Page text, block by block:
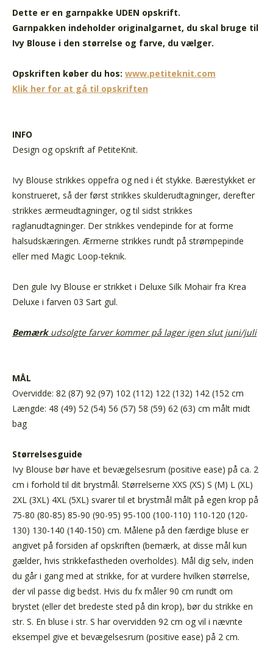
Dette er en garnpakke UDEN opskrift.
Garnpakken indeholder originalgarnet, du skal bruge til
Ivy Blouse i den størrelse og farve, du vælger.
Opskriften køber du hos: www.petiteknit.com
Klik her for at gå til opskriften
INFO
Design og opskrift af PetiteKnit.
Ivy Blouse strikkes oppefra og ned i ét stykke. Bærestykket er
konstrueret, så der først strikkes skulderudtagninger, derefter
strikkes ærmeudtagninger, og til sidst strikkes
raglanudtagninger. Der strikkes vendepinde for at forme
halsudskæringen. Ærmerne strikkes rundt på strømpepinde
eller med Magic Loop-teknik.
Den gule Ivy Blouse er strikket i Deluxe Silk Mohair fra Krea
Deluxe i farven 03 Sart gul.
Bemærkudsolgte farver kommer på lager igen slut juni/juli
MÅL
Overvidde: 82 (87) 92 (97) 102 (112) 122 (132) 142 (152 cm
Længde: 48 (49) 52 (54) 56 (57) 58 (59) 62 (63) cm målt midt
bag
Størrelsesguide
Ivy Blouse bør have et bevægelsesrum (positive ease) på ca. 2
cm i forhold til dit brystmål. Størrelserne XXS (XS) S (M) L (XL)
2XL (3XL) 4XL (5XL) svarer til et brystmål målt på egen krop på
75-80 (80-85) 85-90 (90-95) 95-100 (100-110) 110-120 (120-
130) 130-140 (140-150) cm. Målene på den færdige bluse er
angivet på forsiden af opskriften (bemærk, at disse mål kun
gælder, hvis strikkefastheden overholdes). Mål dig selv, inden
du går i gang med at strikke, for at vurdere hvilken størrelse,
der vil passe dig bedst. Hvis du fx måler 90 cm rundt om
brystet (eller det bredeste sted på din krop), bør du strikke en
str. S. En bluse i str. S har overvidden 92 cm og vil i nævnte
eksempel give et bevægelsesrum (positive ease) på 2 cm.